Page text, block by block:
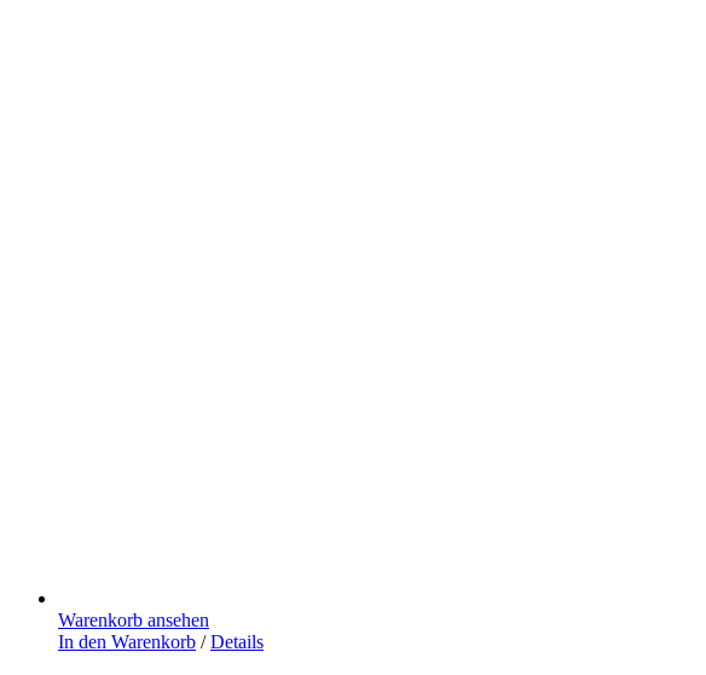
Warenkorb ansehen
In den Warenkorb / Details